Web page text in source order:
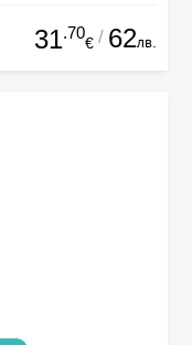
31.70
€ / 62лв.